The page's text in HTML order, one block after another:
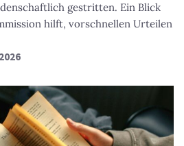
gestritten. Ein Blick
hilft, vorschnellen Urteilen